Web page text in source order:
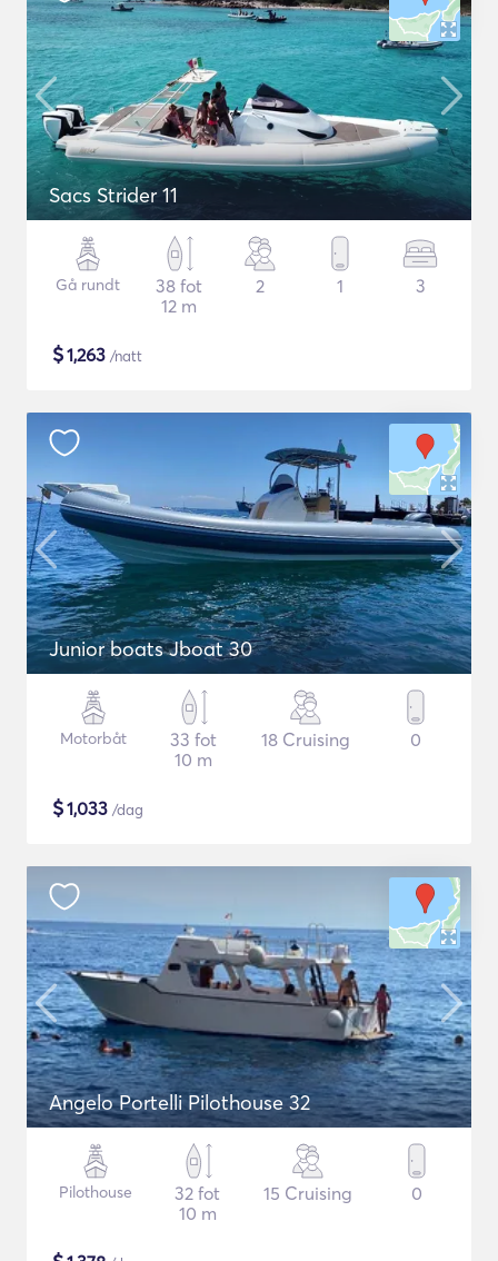
Sacs Strider 11
Gå rundt
38 fot
12 m
2 1 3
$1,263 /natt
Junior boats Jboat 30
Motorbåt
33 fot
10 m
18 Cruising 0
$1,033 /dag
Angelo Portelli Pilothouse 32
Pilothouse
32 fot
10 m
15 Cruising 0